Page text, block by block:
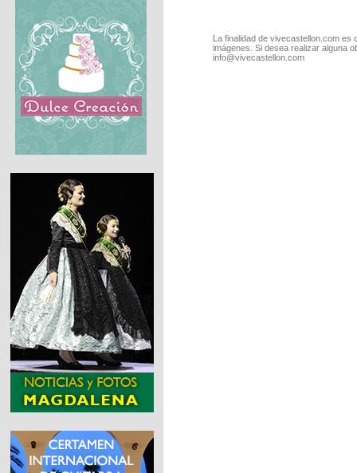
La finalidad de vivecastellon.com
imágenes. Si desea realizar alguna
info@vivecastellon.com